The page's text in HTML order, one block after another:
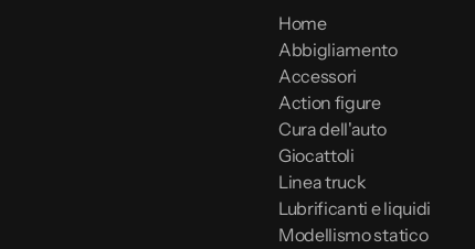
Home
Abbigliamento
Accessori
Action figure
Cura dell'auto
Giocattoli
Linea truck
Lubrificanti e liquidi
Modellismo statico